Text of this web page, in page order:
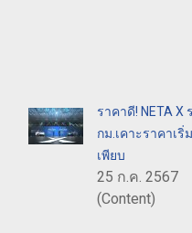
ราคาดี! NETA X
กม.เคาะราคาเ
เพียบ
25 ก.ค. 2567
(Content)